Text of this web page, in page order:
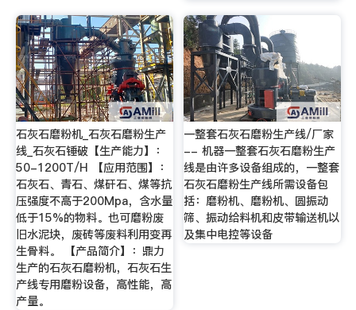
石灰石磨粉机_石灰石磨粉生产
线_石灰石锤破【生产能力】：
50-1200T/H 【应用范围】：
石灰石、青石、煤矸石、煤等抗
压强度不高于200Mpa，含水量
低于15%的物料。也可磨粉废
旧水泥块，废砖等废料利用变再
生骨料。 【产品简介】：鼎力
生产的石灰石磨粉机，石灰石生
产线专用磨粉设备，高性能，高
产量。
一整套石灰石磨粉生产线/厂家
-- 机器一整套石灰石磨粉生产
线是由许多设备组成的，一整套
石灰石磨粉生产线所需设备包
括：磨粉机、磨粉机、圆振动
筛、振动给料机和皮带输送机以
及集中电控等设备